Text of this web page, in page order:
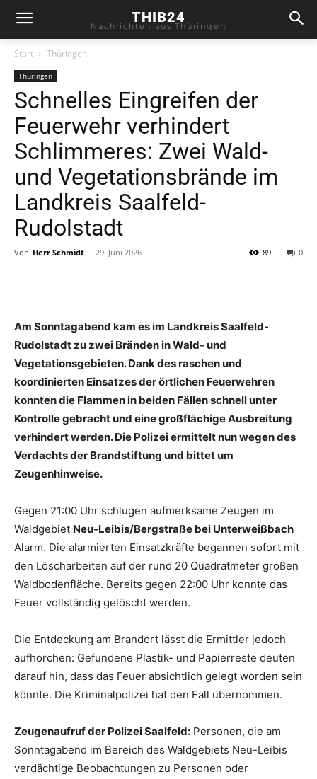
THIB24
Nachrichten aus Thüringen
Start Thüringen
Thüringen
Schnelles Eingreifen der
Feuerwehr verhindert
Schlimmeres: Zwei Wald-
und Vegetationsbrände im
Landkreis Saalfeld-
Rudolstadt
Von Herr Schmidt - 29. Juni 2026 0
89
Am Sonntagabend kam es im Landkreis Saalfeld-
Rudolstadt zu zwei Bränden in Wald- und
Vegetationsgebieten. Dank des raschen und
koordinierten Einsatzes der örtlichen Feuerwehren
konnten die Flammen in beiden Fällen schnell unter
Kontrolle gebracht und eine großflächige Ausbreitung
verhindert werden. Die Polizei ermittelt nun wegen des
Verdachts der Brandstiftung und bittet um
Zeugenhinweise.
Gegen 21:00 Uhr schlugen aufmerksame Zeugen im
Waldgebiet Neu-Leibis/Bergstraße bei Unterweißbach
Alarm. Die alarmierten Einsatzkräfte begannen sofort mit
den Löscharbeiten auf der rund 20 Quadratmeter großen
Waldbodenfläche. Bereits gegen 22:00 Uhr konnte das
Feuer vollständig gelöscht werden.
Die Entdeckung am Brandort lässt die Ermittler jedoch
aufhorchen: Gefundene Plastik- und Papierreste deuten
darauf hin, dass das Feuer absichtlich gelegt worden sein
könnte. Die Kriminalpolizei hat den Fall übernommen.
Zeugenaufruf der Polizei Saalfeld: Personen, die am
Sonntagabend im Bereich des Waldgebiets Neu-Leibis
verdächtige Beobachtungen zu Personen oder